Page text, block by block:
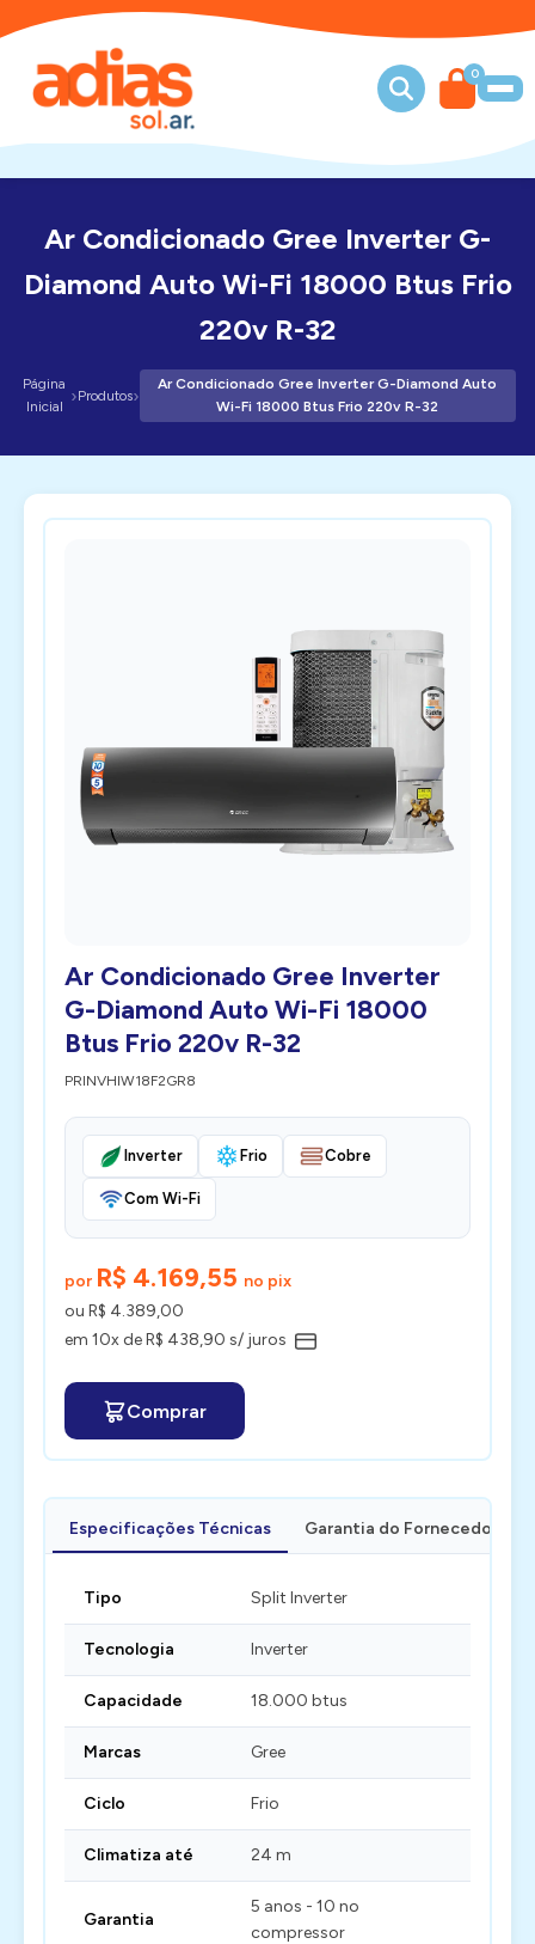
0
Ar Condicionado Gree Inverter G-
Diamond Auto Wi-Fi 18000 Btus Frio
220v R-32
Página
Inicial ›Produtos›
Ar Condicionado Gree Inverter G-Diamond Auto
Wi-Fi 18000 Btus Frio 220v R-32
Ar Condicionado Gree Inverter
G-Diamond Auto Wi-Fi 18000
Btus Frio 220v R-32
PRINVHIW18F2GR8
Inverter Frio Cobre
Com Wi-Fi
por R$ 4.169,55 no pix
ou R$ 4.389,00
em 10x de R$ 438,90 s/ juros
Comprar
Especificações Técnicas Garantia do Fornecedor
Tipo Split Inverter
Tecnologia Inverter
Capacidade 18.000 btus
Marcas Gree
Ciclo Frio
Climatiza até 24 m
Garantia
5 anos - 10 no
compressor